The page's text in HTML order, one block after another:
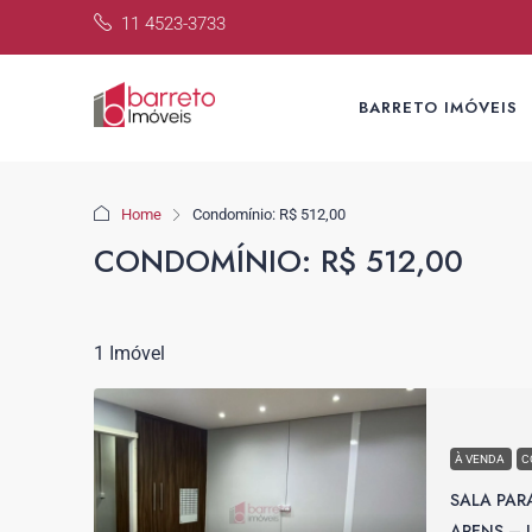
11 4523-3733
BARRETO IMÓVEIS
Home Condomínio: R$ 512,00
CONDOMÍNIO: R$ 512,00
1 Imóvel
À VENDA
SALA